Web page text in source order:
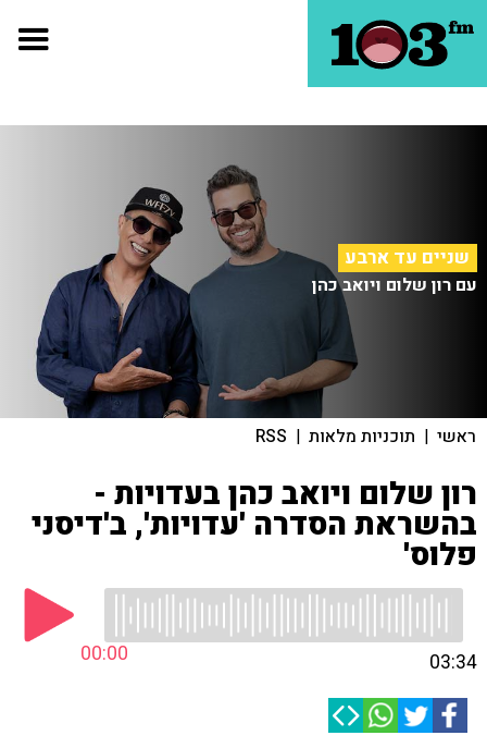
שניים עד ארבע
עם רון שלום ויואב כהן
ראשי | תוכניות מלאות |
RSS
רון שלום ויואב כהן בעדויות -
בהשראת הסדרה 'עדויות', ב'דיסני
פלוס'
00:00 03:34